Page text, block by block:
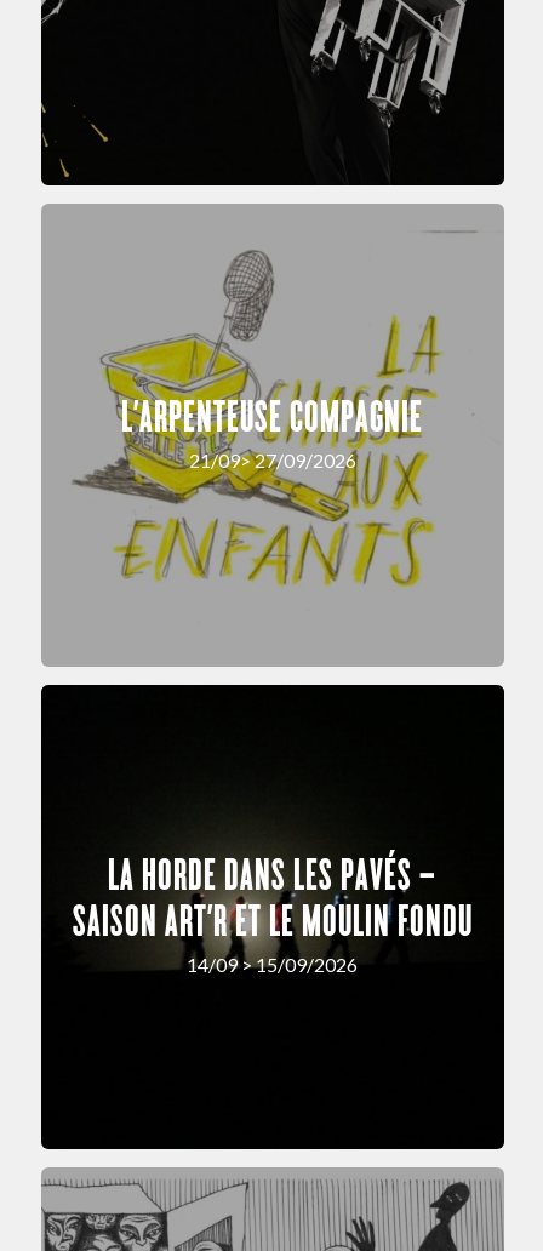
L’ARPENTEUSE COMPAGNIE
21/09> 27/09/2026
LA HORDE DANS LES PAVÉS –
SAISON ART’R ET LE MOULIN FONDU
14/09 > 15/09/2026